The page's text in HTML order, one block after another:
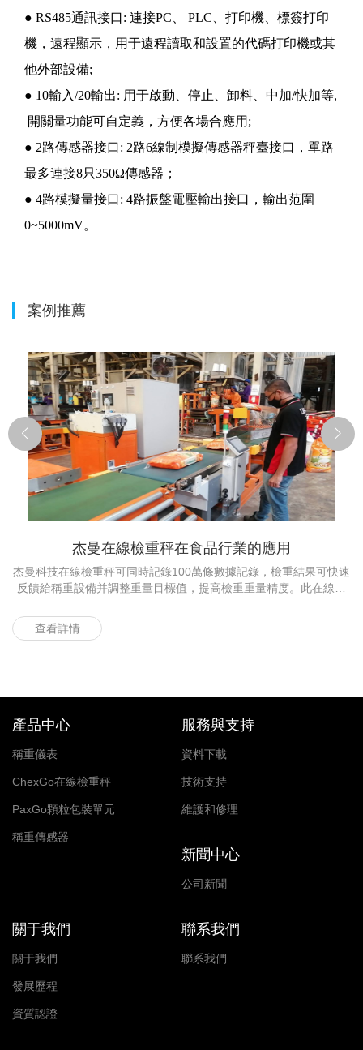
● RS485通訊接口: 連接PC、 PLC、打印機、標簽打印
機，遠程顯示，用于遠程讀取和設置的代碼打印機或其
他外部設備;
● 10輸入/20輸出: 用于啟動、停止、卸料、中加/快加等,
開關量功能可自定義，方便各場合應用;
● 2路傳感器接口: 2路6線制模擬傳感器秤臺接口，單路
最多連接8只350Ω傳感器；
● 4路模擬量接口: 4路振盤電壓輸出接口，輸出范圍
0~5000mV。
案例推薦
杰曼在線檢重秤在食品行業的應用
杰曼科技在線檢重秤可同時記錄100萬條數據記錄，檢重結果可快速
反饋給稱重設備并調整重量目標值，提高檢重重量精度。此在線檢
率生產，在產品和服務方面贏得國內外客戶多年的信賴。
查看詳情
產品中心
稱重儀表
ChexGo在線檢重秤
PaxGo顆粒包裝單元
稱重傳感器
服務與支持
資料下載
技術支持
維護和修理
新聞中心
公司新聞
關于我們
關于我們
發展歷程
資質認證
聯系我們
聯系我們